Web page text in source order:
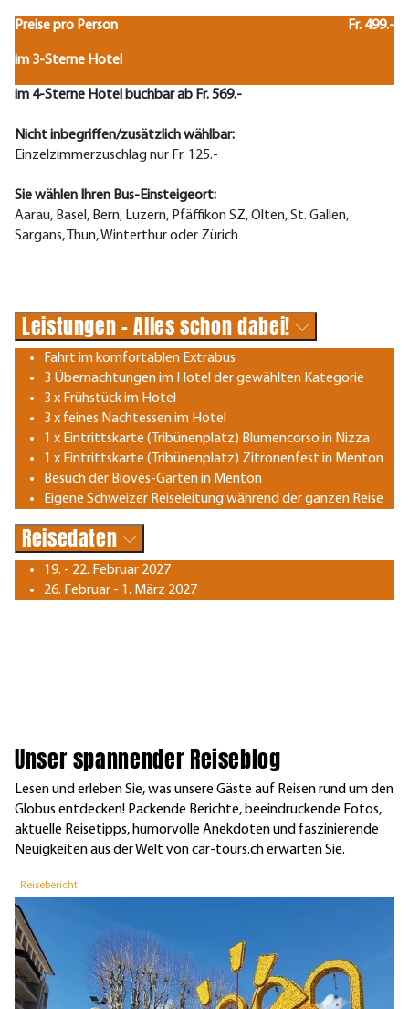
Preise pro Person Fr. 499.-
im 3-Sterne Hotel
im 4-Sterne Hotel buchbar ab Fr. 569.-
Nicht inbegriffen/zusätzlich wählbar:
Einzelzimmerzuschlag nur Fr. 125.-
Sie wählen Ihren Bus-Einsteigeort:
Aarau, Basel, Bern, Luzern, Pfäffikon SZ, Olten, St. Gallen,
Sargans, Thun, Winterthur oder Zürich
Leistungen - Alles schon dabei!
Fahrt im komfortablen Extrabus
3 Übernachtungen im Hotel der gewählten Kategorie
3 x Frühstück im Hotel
3 x feines Nachtessen im Hotel
1 x Eintrittskarte (Tribünenplatz) Blumencorso in Nizza
1 x Eintrittskarte (Tribünenplatz) Zitronenfest in Menton
Besuch der Biovès-Gärten in Menton
Eigene Schweizer Reiseleitung während der ganzen Reise
Reisedaten
19. - 22. Februar 2027
26. Februar - 1. März 2027
Unser spannender Reiseblog
Lesen und erleben Sie, was unsere Gäste auf Reisen rund um den
Globus entdecken! Packende Berichte, beeindruckende Fotos,
aktuelle Reisetipps, humorvolle Anekdoten und faszinierende
Neuigkeiten aus der Welt von car-tours.ch erwarten Sie.
Reisebericht